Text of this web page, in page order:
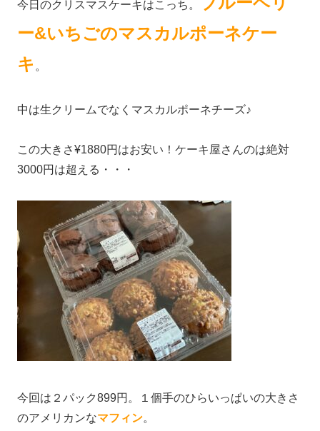
今日のクリスマスケーキはこっち。
ー&いちごのマスカルポーネケー
キ 。
中は生クリームでなくマスカルポーネチーズ♪
この大きさ¥1880円はお安い！ケーキ屋さんのは絶対
3000円は超える・・・
今回は２パック899円。１個手のひらいっぱいの大きさ
のアメリカンなマフィン。